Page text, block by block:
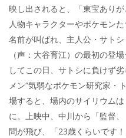
映し出されると、「東宝あり
人物キャラクターやポケモン
名前が叫ばれ、主人公・サト
（声：大谷育江）の最初の登
してこの日、サトシに負けず
メン“気弱なポケモン研究家・
場すると、場内のサイリウム
に。上映中、中川から「監督
問が飛び、「23歳くらいです